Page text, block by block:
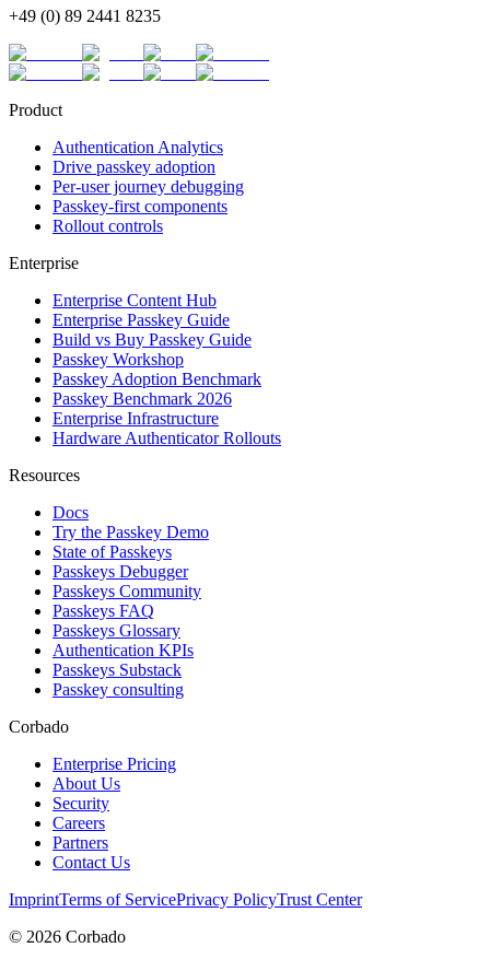
+49 (0) 89 2441 8235
Product
Authentication Analytics
Drive passkey adoption
Per-user journey debugging
Passkey-first components
Rollout controls
Enterprise
Enterprise Content Hub
Enterprise Passkey Guide
Build vs Buy Passkey Guide
Passkey Workshop
Passkey Adoption Benchmark
Passkey Benchmark 2026
Enterprise Infrastructure
Hardware Authenticator Rollouts
Resources
Docs
Try the Passkey Demo
State of Passkeys
Passkeys Debugger
Passkeys Community
Passkeys FAQ
Passkeys Glossary
Authentication KPIs
Passkeys Substack
Passkey consulting
Corbado
Enterprise Pricing
About Us
Security
Careers
Partners
Contact Us
ImprintTerms of ServicePrivacy PolicyTrust Center
© 2026 Corbado